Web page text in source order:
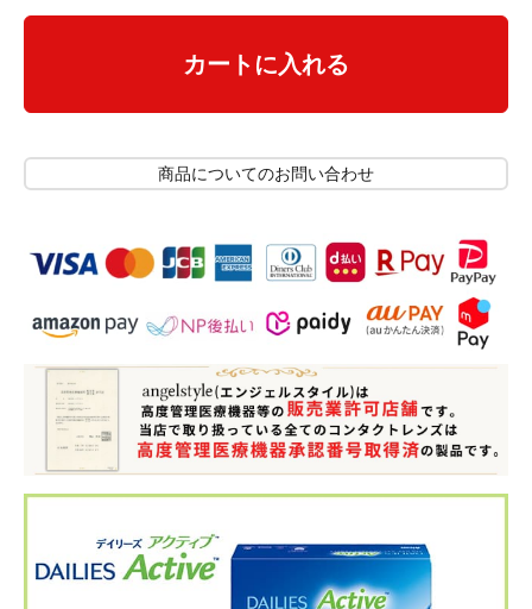
カートに入れる
商品についてのお問い合わせ